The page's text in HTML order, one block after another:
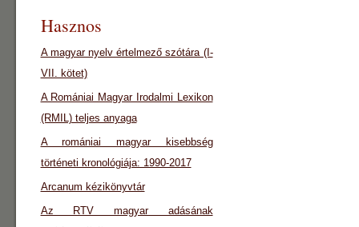
Hasznos
A magyar nyelv értelmező szótára (I-
VII. kötet)
A Romániai Magyar Irodalmi Lexikon
(RMIL) teljes anyaga
A romániai magyar kisebbség
történeti kronológiája: 1990-2017
Arcanum kézikönyvtár
Az RTV magyar adásának